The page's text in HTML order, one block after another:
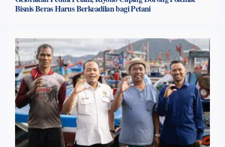
Bisnis Beras Harus Berkeadilan bagi Petani